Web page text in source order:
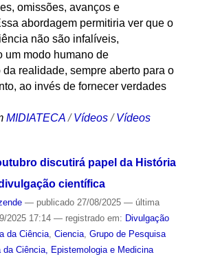
omissões, avanços e
abordagem permitiria ver que o
não são infalíveis,
um modo humano de
realidade, sempre aberto para o
ao invés de fornecer verdades
MIDIATECA /Vídeos /Vídeos
discutirá papel da História
científica
— publicado27/08/2025 — última
2025 17:14 — registrado em: Divulgação
da Ciência, Ciencia, Grupo de Pesquisa
da Ciência, Epistemologia e Medicina